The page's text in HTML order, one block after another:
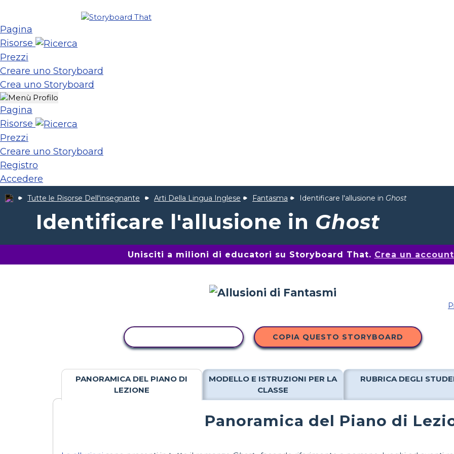
Pagina
Risorse
Prezzi
Creare uno Storyboard
Crea uno Storyboard
Pagina
Risorse
Prezzi
Creare uno Storyboard
Registro
Accedere
Tutte le Risorse Dell'insegnante Arti Della Lingua Inglese Fantasma Identificare l'allusione in Ghost
Identificare l'allusione in Ghost
Unisciti a milioni di educatori su Storyboard That. Crea un
COPIA QUESTO STORYBOARD
PANORAMICA DEL PIANO DI
LEZIONE
MODELLO E ISTRUZIONI PER LA
CLASSE
RUBRICA DEGLI
Panoramica del Piano di